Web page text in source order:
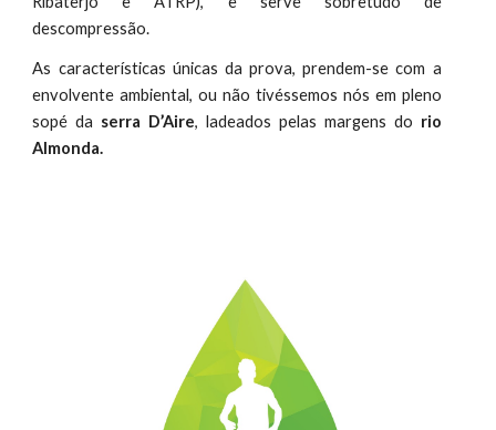
descompressão.
As características únicas da prova, prendem-se com a
envolvente ambiental, ou não tivéssemos nós em pleno
sopé da serra D’Aire, ladeados pelas margens do rio
Almonda.